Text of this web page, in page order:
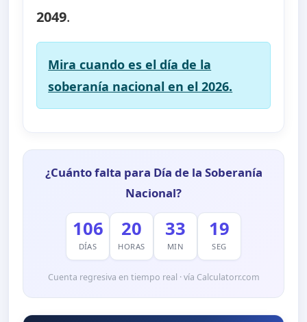
2049.
Mira cuando es el día de la
soberanía nacional en el 2026.
¿Cuánto falta para Día de la Soberanía
Nacional?
106
DÍAS
20
HORAS
33
MIN
18
SEG
Cuenta regresiva en tiempo real · vía Calculatorr.com